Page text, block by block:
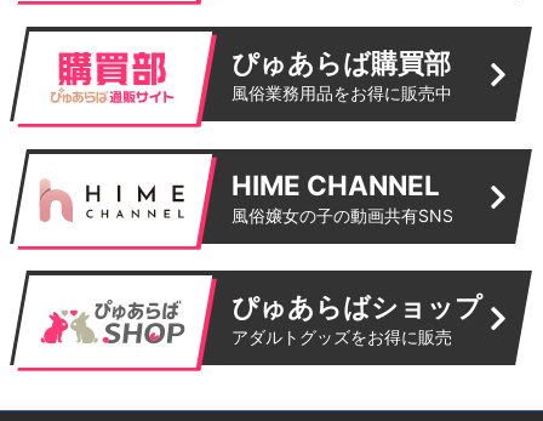
ぴゅあらば購買部
風俗業務用品をお得に販売中
HIME CHANNEL
風俗嬢女の子の動画共有SNS
ぴゅあらばショップ
アダルトグッズをお得に販売